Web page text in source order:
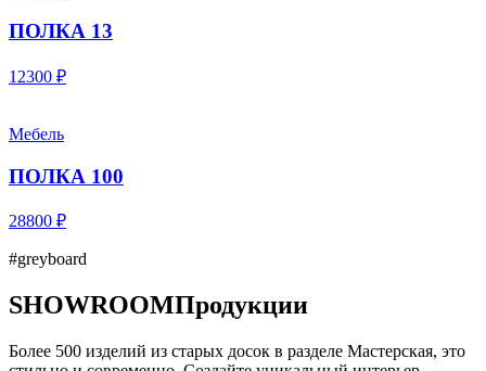
ПОЛКА 13
12300 ₽
Мебель
ПОЛКА 100
28800 ₽
#greyboard
SHOWROOMПродукции
Более 500 изделий из старых досок в разделе Мастерская, это